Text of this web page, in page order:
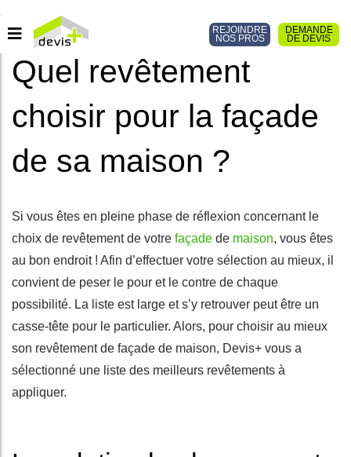
DEMANDE
DE DEVIS
REJOINDRE
NOS PROS
Quel revêtement
choisir pour la façade
de sa maison ?
Si vous êtes en pleine phase de réflexion concernant le
choix de revêtement de votre façade de maison, vous êtes
au bon endroit ! Afin d’effectuer votre sélection au mieux, il
convient de peser le pour et le contre de chaque
possibilité. La liste est large et s’y retrouver peut être un
casse-tête pour le particulier. Alors, pour choisir au mieux
son revêtement de façade de maison, Devis+ vous a
sélectionné une liste des meilleurs revêtements à
appliquer.